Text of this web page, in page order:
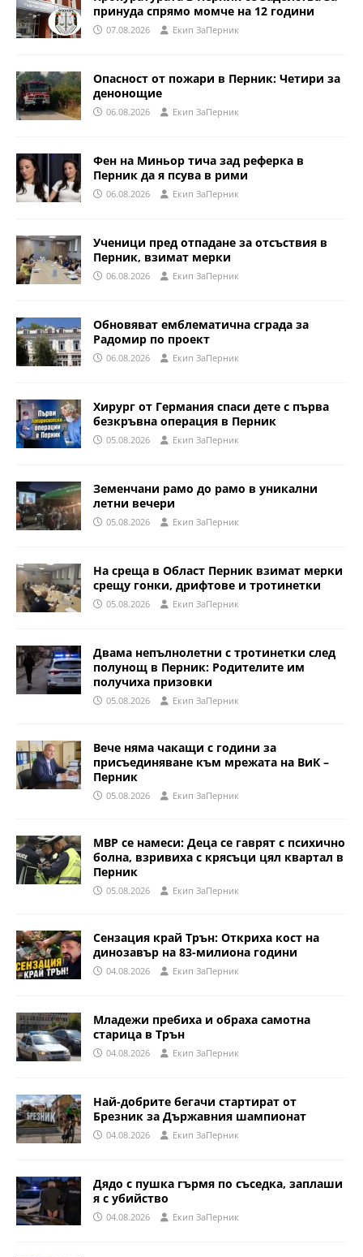
принуда спрямо момче на 12 години
07.08.2026 Eкип ЗаПерник
Опасност от пожари в Перник: Четири за
денонощие
06.08.2026 Eкип ЗаПерник
Фен на Миньор тича зад реферка в
Перник да я псува в рими
06.08.2026 Eкип ЗаПерник
Ученици пред отпадане за отсъствия в
Перник, взимат мерки
06.08.2026 Eкип ЗаПерник
Обновяват емблематична сграда за
Радомир по проект
06.08.2026 Eкип ЗаПерник
Хирург от Германия спаси дете с първа
безкръвна операция в Перник
05.08.2026 Eкип ЗаПерник
Земенчани рамо до рамо в уникални
летни вечери
05.08.2026 Eкип ЗаПерник
На среща в Област Перник взимат мерки
срещу гонки, дрифтове и тротинетки
05.08.2026 Eкип ЗаПерник
Двама непълнолетни с тротинетки след
полунощ в Перник: Родителите им
получиха призовки
05.08.2026 Eкип ЗаПерник
Вече няма чакащи с години за
присъединяване към мрежата на ВиК –
Перник
05.08.2026 Eкип ЗаПерник
МВР се намеси: Деца се гаврят с психично
болна, взривиха с крясъци цял квартал в
Перник
05.08.2026 Eкип ЗаПерник
Сензация край Трън: Откриха кост на
динозавър на 83-милиона години
04.08.2026 Eкип ЗаПерник
Младежи пребиха и обраха самотна
старица в Трън
04.08.2026 Eкип ЗаПерник
Най-добрите бегачи стартират от
Брезник за Държавния шампионат
04.08.2026 Eкип ЗаПерник
Дядо с пушка гърмя по съседка, заплаши
я с убийство
04.08.2026 Eкип ЗаПерник